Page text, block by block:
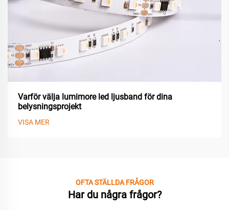
Varför välja lumimore led ljusband för dina
belysningsprojekt
VISA MER
OFTA STÄLLDA FRÅGOR
Har du några frågor?